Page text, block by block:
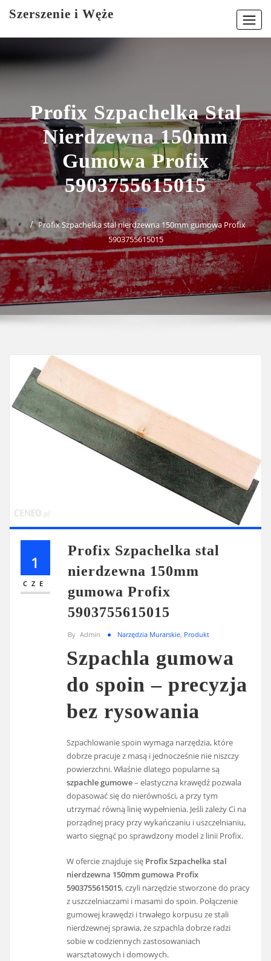
Szerszenie i Węże
Profix Szpachelka Stal
Nierdzewna 150mm
Gumowa Profix
5903755615015
Home
Profix Szpachelka stal nierdzewna 150mm gumowa Profix
5903755615015
1
CZE
Profix Szpachelka stal
nierdzewna 150mm
gumowa Profix
5903755615015
By Admin Narzędzia Murarskie, Produkt
Szpachla gumowa
do spoin – precyzja
bez rysowania
Szpachlowanie spoin wymaga narzędzia, które
dobrze pracuje z masą i jednocześnie nie niszczy
powierzchni. Właśnie dlatego popularne są
szpachle gumowe– elastyczna krawędź pozwala
dopasować się do nierówności, a przy tym
utrzymać równą linię wypełnienia. Jeśli zależy Ci na
porządnej pracy przy wykańczaniu i uszczelnianiu,
warto sięgnąć po sprawdzony model z linii Profix.
W ofercie znajduje się Profix Szpachelka stal
nierdzewna 150mm gumowa Profix
5903755615015, czyli narzędzie stworzone do pracy
z uszczelniaczami i masami do spoin. Połączenie
gumowej krawędzi i trwałego korpusu ze stali
nierdzewnej sprawia, że szpachla dobrze radzi
sobie w codziennych zastosowaniach
warsztatowych i domowych.